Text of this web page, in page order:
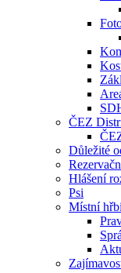
ČEZ
Důležité
Hlášení
Psi
Místní